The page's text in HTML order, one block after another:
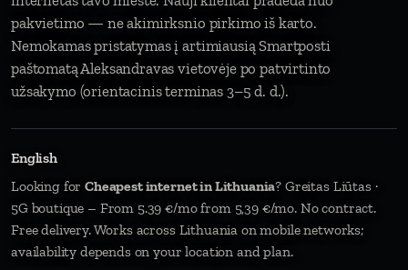
pakvietimo — ne akimirksnio pirkimo iš karto.
Nemokamas pristatymas į artimiausią Smartposti
paštomatą Aleksandravas vietovėje po patvirtinto
užsakymo (orientacinis terminas 3–5 d. d.).
English
Looking forCheapest internet in Lithuania? Greitas Liūtas ·
5G boutique – From 5.39 €/mo from 5,39 €/mo. No contract.
Free delivery. Works across Lithuania on mobile networks;
availability depends on your location and plan.